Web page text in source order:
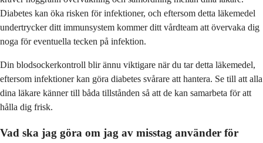
Diabetes kan öka risken för infektioner, och eftersom detta läkemedel
undertrycker ditt immunsystem kommer ditt vårdteam att övervaka dig
noga för eventuella tecken på infektion.
Din blodsockerkontroll blir ännu viktigare när du tar detta läkemedel,
eftersom infektioner kan göra diabetes svårare att hantera. Se till att alla
dina läkare känner till båda tillstånden så att de kan samarbeta för att
hålla dig frisk.
Vad ska jag göra om jag av misstag använder för